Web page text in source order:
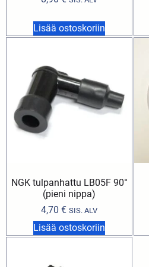
Lisää ostoskoriin
NGK tulpanhattu LB05F 90°
(pieni nippa)
4,70 € SIS. ALV
Lisää ostoskoriin